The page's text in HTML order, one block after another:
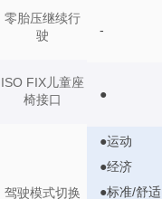
零胎压继续行
驶
ISO FIX儿童座
椅接口
驾驶模式切换
-
●
●运动
●经济
●标准/舒适